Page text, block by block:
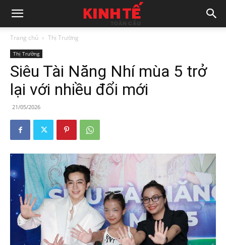
Trang chủ Thị Trường
Thị Trường
Siêu Tài Năng Nhí mùa 5 trở
lại với nhiều đổi mới
21/05/2026